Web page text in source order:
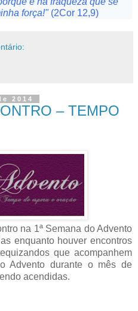
força!" (2Cor 12,9)
2014
– TEMPO
na 1ª Semana do Advento
enquanto houver encontros
que acompanhem
Advento durante o mês de
acendidas.